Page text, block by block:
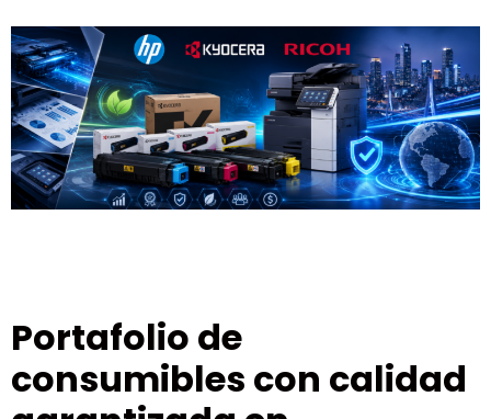
Portafolio de
consumibles con calidad